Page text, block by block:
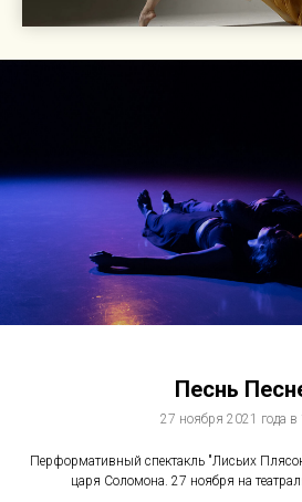
Песнь
27 ноября 2021 года в
Перформативный спектакль "Лисьих
царя Соломона. 27 ноября на